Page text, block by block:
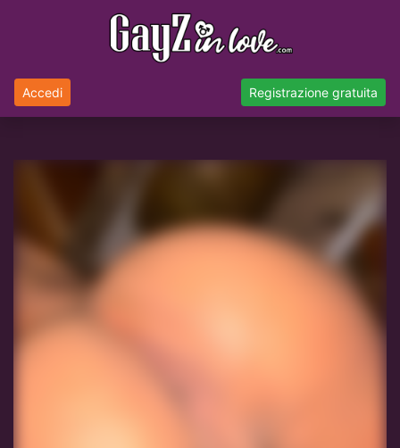
Accedi Registrazione gratuita